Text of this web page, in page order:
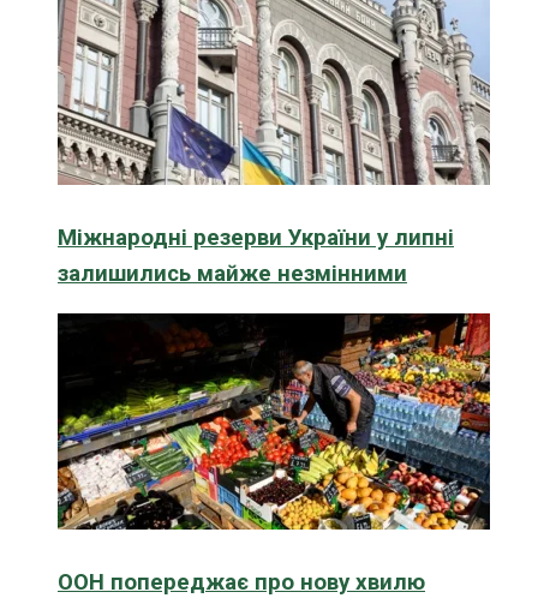
Міжнародні резерви України у липні
залишились майже незмінними
ООН попереджає про нову хвилю